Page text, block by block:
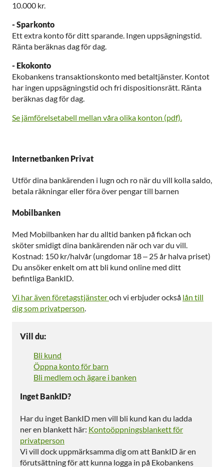
10.000 kr.
- Sparkonto
Ett extra konto för ditt sparande. Ingen uppsägningstid.
Ränta beräknas dag för dag.
- Ekokonto
Ekobankens transaktionskonto med betaltjänster. Kontot
har ingen uppsägningstid och fri dispositionsrätt. Ränta
beräknas dag för dag.
Se jämförelsetabell mellan våra olika konton (pdf).
Internetbanken Privat
Utför dina bankärenden i lugn och ro när du vill kolla saldo,
betala räkningar eller föra över pengar till barnen
Mobilbanken
Med Mobilbanken har du alltid banken på fickan och
sköter smidigt dina bankärenden när och var du vill.
Kostnad: 150 kr/halvår (ungdomar 18 – 25 år halva priset)
Du ansöker enkelt om att bli kund online med ditt
befintliga BankID.
Vi har även företagstjänsteroch vi erbjuder också lån till
dig som privatperson.
Vill du:
Bli kund
Öppna konto för barn
Bli medlem och ägare i banken
Inget BankID?
Har du inget BankID men vill bli kund kan du ladda
ner en blankett här: Kontoöppningsblankett för
privatperson
Vi vill dock uppmärksamma dig om att BankID är en
förutsättning för att kunna logga in på Ekobankens